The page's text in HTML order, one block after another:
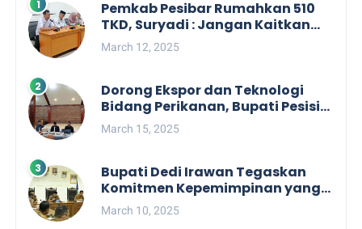
Pemkab Pesibar Rumahkan 510
TKD, Suryadi : Jangan Kaitkan
Dengan Kepentingan Politik
March 12, 2025
Dorong Ekspor dan Teknologi
Bidang Perikanan, Bupati Pesisir
Barat Audiensi Terkait Sister City
March 15, 2025
Bupati Dedi Irawan Tegaskan
Komitmen Kepemimpinan yang
Berpihak kepada Masyarakat
dalam Rapat Koordinasi OPD
March 10, 2025